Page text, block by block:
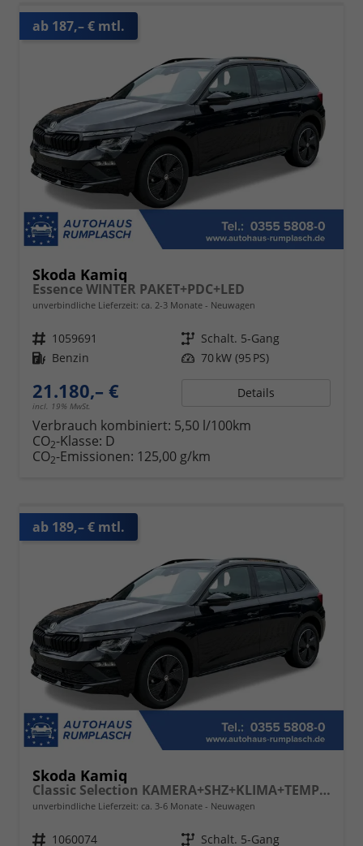
ab 187,– € mtl.
Skoda Kamiq
Essence WINTER PAKET+PDC+LED
unverbindliche Lieferzeit: ca. 2-3 Monate Neuwagen
Fahrzeugnr. 1059691 Getriebe Schalt. 5-Gang
Kraftstoff Benzin Leistung 70 kW (95 PS)
21.180,– €
incl. 19% MwSt.
Details
Verbrauch kombiniert: 5,50 l/100km
CO2-Klasse: D
CO2-Emissionen: 125,00 g/km
ab 189,– € mtl.
Skoda Kamiq
Classic Selection KAMERA+SHZ+KLIMA+TEMPOMAT+LED+16" LM
unverbindliche Lieferzeit: ca. 3-6 Monate Neuwagen
Fahrzeugnr. 1060074 Getriebe Schalt. 5-Gang